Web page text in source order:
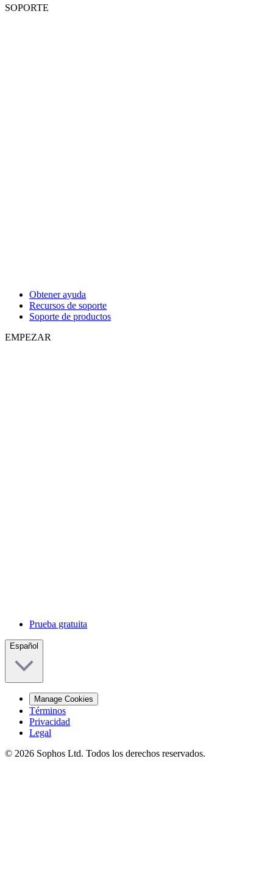
SOPORTE
Obtener ayuda
Recursos de soporte
Soporte de productos
EMPEZAR
Prueba gratuita
Español
Manage Cookies
Términos
Privacidad
Legal
© 2026 Sophos Ltd. Todos los derechos reservados.